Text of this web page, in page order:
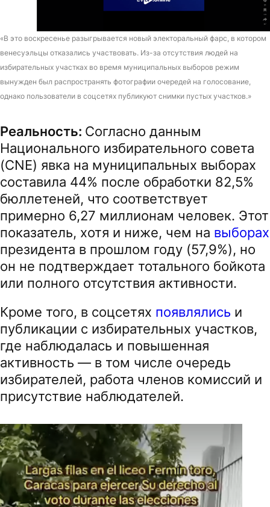
«В это воскресенье разыгрывается новый электоральный фарс, в котором
венесуэльцы отказались участвовать. Из-за отсутствия людей на
избирательных участках во время муниципальных выборов режим
вынужден был распространять фотографии очередей на голосование,
однако пользователи в соцсетях публикуют снимки пустых участков.»
Реальность: Согласно данным
Национального избирательного совета
(CNE) явка на муниципальных выборах
составила 44% после обработки 82,5%
бюллетеней, что соответствует
примерно 6,27 миллионам человек. Этот
показатель, хотя и ниже, чем на выборах
президента в прошлом году (57,9%), но
он не подтверждает тотального бойкота
или полного отсутствия активности.
Кроме того, в соцсетях появлялись и
публикации с избирательных участков,
где наблюдалась и повышенная
активность — в том числе очередь
избирателей, работа членов комиссий и
присутствие наблюдателей.